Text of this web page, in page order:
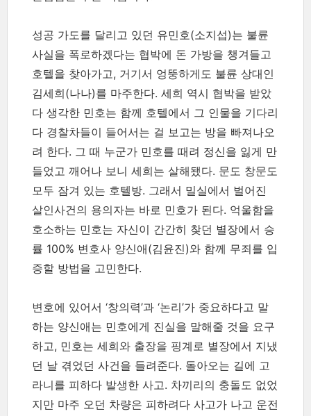
성공 가도를 달리고 있던 유민호(소지섭)는 불륜
사실을 폭로하겠다는 협박에 돈 가방을 챙겨들고
호텔을 찾아가고, 거기서 엉뚱하게도 불륜 상대인
김세희(나나)를 마주한다. 세희 역시 협박을 받았
다 생각한 민호는 함께 호텔에서 그 인물을 기다리
다 경찰차들이 들어서는 걸 보고는 방을 빠져나오
려 한다. 그 때 누군가 민호를 때려 정신을 잃게 만
들었고 깨어나 보니 세희는 살해됐다. 문도 창문도
모두 잠겨 있는 호텔방. 그래서 밀실에서 벌어진
살인사건의 용의자는 바로 민호가 된다. 억울함을
호소하는 민호는 자신이 간간히 찾던 별장에서 승
률 100% 변호사 양신애(김윤진)와 함께 무죄를 입
증할 방법을 고민한다.
변호에 있어서 ‘창의력’과 ‘논리’가 중요하다고 말
하는 양신애는 민호에게 진실을 말해줄 것을 요구
하고, 민호는 세희와 출장을 핑계로 별장에서 지냈
던 날 겪었던 사건을 들려준다. 돌아오는 길에 고
라니를 피하다 발생한 사고. 차끼리의 충돌도 없었
지만 마주 오던 차량은 피하려다 사고가 나고 운전